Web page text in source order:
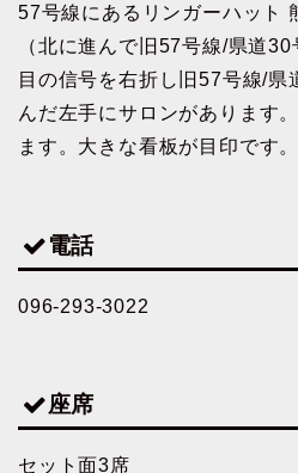
57号線にあるリンガーハット
（北に進んで旧57号線/県道
目の信号を右折し旧57号線/
んだ左手にサロンがあります
ます。大きな看板が目印です。
電話
096-293-3022
座席
セット面3席